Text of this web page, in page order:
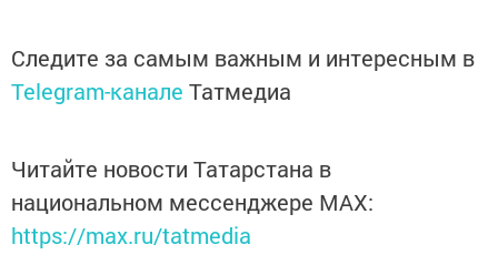
Следите за самым важным и интересным в
Telegram-канале Татмедиа
Читайте новости Татарстана в
национальном мессенджере MАХ:
https://max.ru/tatmedia